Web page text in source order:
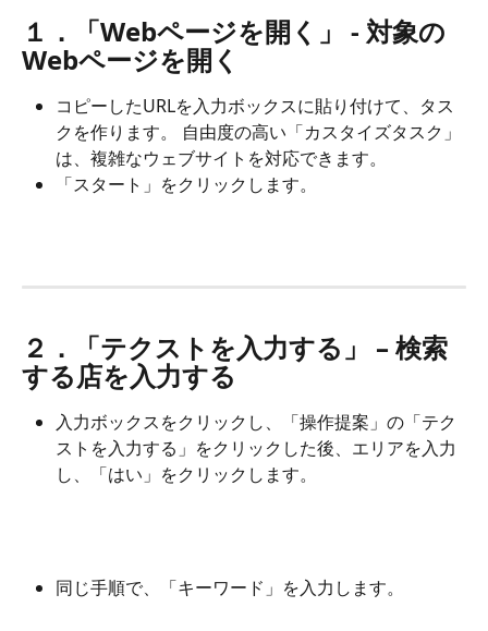
１．「Webページを開く」 - 対象の
Webページを開く
コピーしたURLを入力ボックスに貼り付けて、タス
クを作ります。 自由度の高い「カスタイズタスク」
は、複雑なウェブサイトを対応できます。
「スタート」をクリックします。
２．「テクストを入力する」 – 検索
する店を入力する
入力ボックスをクリックし、「操作提案」の「テク
ストを入力する」をクリックした後、エリアを入力
し、「はい」をクリックします。
同じ手順で、「キーワード」を入力します。